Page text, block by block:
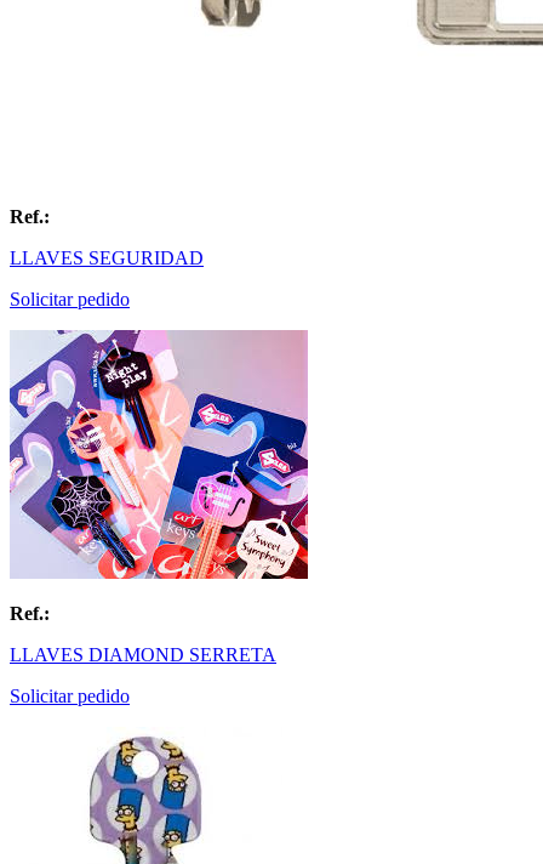
Ref.:
LLAVES SEGURIDAD
Solicitar pedido
Ref.:
LLAVES DIAMOND SERRETA
Solicitar pedido